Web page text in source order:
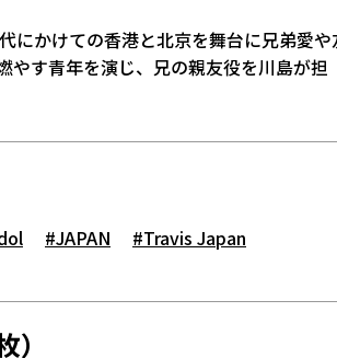
にかけての香港と北京を舞台に兄弟愛や
やす青年を演じ、兄の親友役を川島が担
#JAPAN
#Travis Japan